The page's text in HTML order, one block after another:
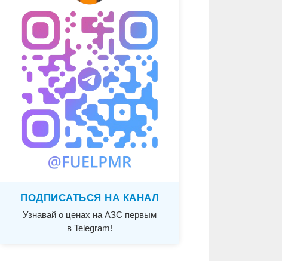
ПОДПИСАТЬСЯ НА КАНАЛ
Узнавай о ценах на АЗС первым
в Telegram!